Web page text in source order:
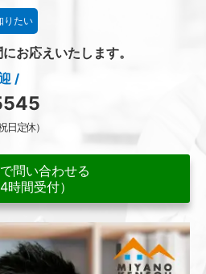
りたい
お応えいたします。
/
日定休）
問い合わせる
時間受付）